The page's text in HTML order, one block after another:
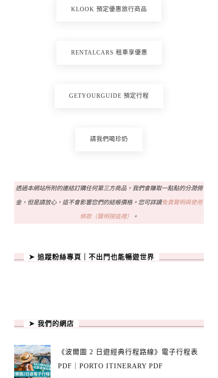
KLOOK 預定優惠旅行商品
RENTALCARS 租車享優惠
GETYOURGUIDE 預定行程
請我們喝珍奶
透過本網站所附的連結訂購任何第三方商品，我們會賺取一點點的分潤佣
金，但是請放心，這不會影響您們的結帳價格。您可詳讀免責聲明與使用
條款（聲明按這裡） 。
➤ 追蹤粉絲專頁｜不出門也能暢遊世界
➤ 我們的網店
《波爾圖 2 日遊經典行程路線》電子行程表
PDF｜PORTO ITINERARY PDF